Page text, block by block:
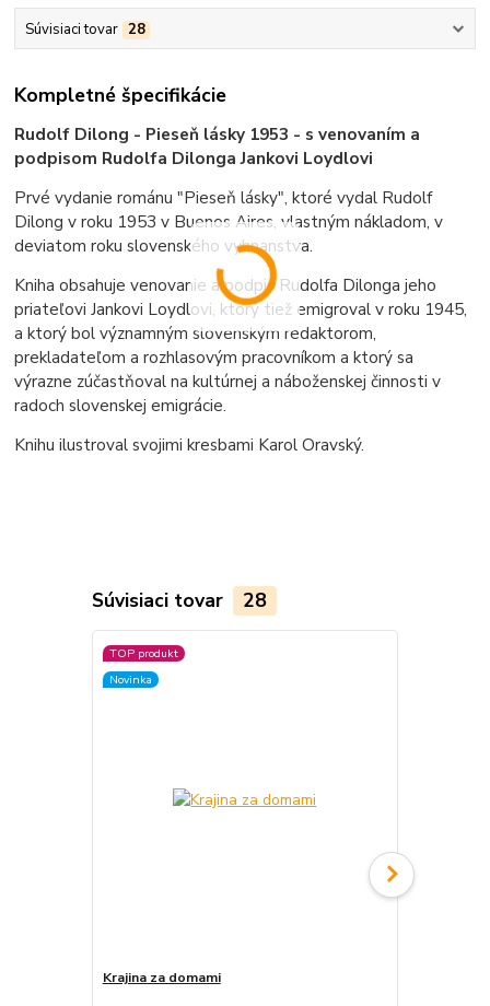
Súvisiaci tovar 28
Kompletné špecifikácie
Rudolf Dilong - Pieseň lásky 1953 - s venovaním a
podpisom Rudolfa Dilonga Jankovi Loydlovi
Prvé vydanie románu "Pieseň lásky", ktoré vydal Rudolf
Dilong v roku 1953 v Buenos Aires, vlastným nákladom, v
deviatom roku slovenského vyhnanstva.
Kniha obsahuje venovanie a podpis Rudolfa Dilonga jeho
priateľovi Jankovi Loydlovi, ktorý tiež emigroval v roku 1945,
a ktorý bol významným slovenským redaktorom,
prekladateľom a rozhlasovým pracovníkom a ktorý sa
výrazne zúčastňoval na kultúrnej a náboženskej činnosti v
radoch slovenskej emigrácie.
Knihu ilustroval svojimi kresbami Karol Oravský.
Súvisiaci tovar 28
TOP produkt
Novinka
Krajina za domami